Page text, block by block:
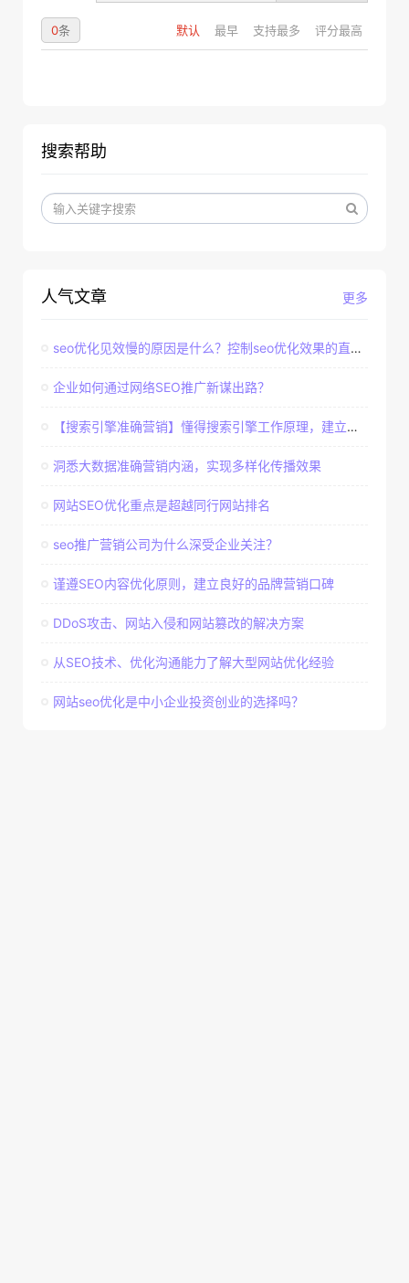
默认 最早 支持最多 评分最高
0条
搜索帮助
更多
人气文章
seo优化见效慢的原因是什么？控制seo优化效果的直接因素
企业如何通过网络SEO推广新谋出路？
【搜索引擎准确营销】懂得搜索引擎工作原理，建立准确客户群体
洞悉大数据准确营销内涵，实现多样化传播效果
网站SEO优化重点是超越同行网站排名
seo推广营销公司为什么深受企业关注？
谨遵SEO内容优化原则，建立良好的品牌营销口碑
DDoS攻击、网站入侵和网站篡改的解决方案
从SEO技术、优化沟通能力了解大型网站优化经验
网站seo优化是中小企业投资创业的选择吗？